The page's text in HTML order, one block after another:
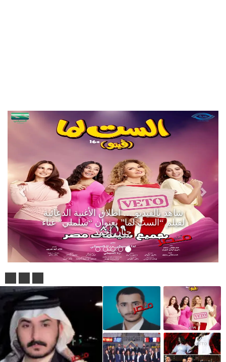
شاهد بالفيديو … اطلاق الأغنية الدعائية
لفيلم “الست لما” بعنوان “سلملي” غناء
حنان أحمد